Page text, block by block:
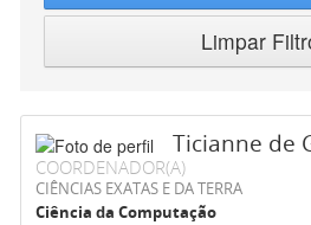
Limpar
Ticianne de
COORDENADOR(A)
CIÊNCIAS EXATAS E DA TERRA
Ciência da Computação